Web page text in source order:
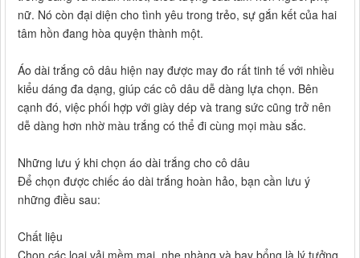
nữ. Nó còn đại diện cho tình yêu trong trẻo, sự gắn kết của hai
tâm hồn đang hòa quyện thành một.
Áo dài trắng cô dâu hiện nay được may đo rất tinh tế với nhiều
kiểu dáng đa dạng, giúp các cô dâu dễ dàng lựa chọn. Bên
cạnh đó, việc phối hợp với giày dép và trang sức cũng trở nên
dễ dàng hơn nhờ màu trắng có thể đi cùng mọi màu sắc.
Những lưu ý khi chọn áo dài trắng cho cô dâu
Để chọn được chiếc áo dài trắng hoàn hảo, bạn cần lưu ý
những điều sau:
Chất liệu
Chọn các loại vải mềm mại, nhẹ nhàng và bay bổng là lý tưởng.